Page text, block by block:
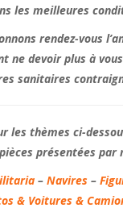
les meilleures
rendez-vous
ne devoir plus à
sanitaires
les thèmes ci-
présentées par
–Navires –
& Voitures &